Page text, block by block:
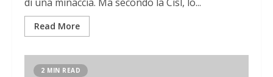
Read More
2 MIN READ